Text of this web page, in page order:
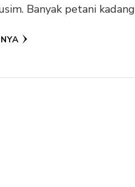
Banyak petani